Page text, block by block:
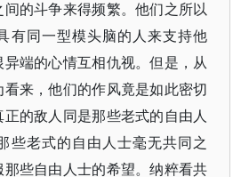
的斗争来得频繁。他们之所以
有同一型模头脑的人来支持他
端的心情互相仇视。但是，从
来，他们的作风竟是如此密切
的敌人同是那些老式的自由人
些老式的自由人士毫无共同之
些自由人士的希望。纳粹看共